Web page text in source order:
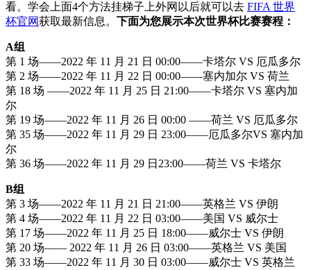
看。学会上面4个方法挂梯子上外网以后就可以去 FIFA 世界
杯官网获取最新信息。 下面为您展示本次世界杯比赛赛程：
A组
第 1 场——2022 年 11 月 21 日 00:00——卡塔尔 VS 厄瓜多尔
第 2 场——2022 年 11 月 22 日 00:00——塞内加尔 VS 荷兰
第 18 场 ——2022 年 11 月 25 日 21:00——卡塔尔 VS 塞内加
尔
第 19 场——2022 年 11 月 26 日 00:00 ——荷兰 VS 厄瓜多尔
第 35 场——2022 年 11 月 29 日 23:00——厄瓜多尔VS 塞内加
尔
第 36 场——2022 年 11 月 29 日23:00——荷兰 VS 卡塔尔
B组
第 3 场——2022 年 11 月 21 日 21:00——英格兰 VS 伊朗
第 4 场——2022 年 11 月 22 日 03:00——美国 VS 威尔士
第 17 场——2022 年 11 月 25 日 18:00——威尔士 VS 伊朗
第 20 场—— 2022 年 11 月 26 日 03:00——英格兰 VS 美国
第 33 场——2022 年 11 月 30 日 03:00——威尔士 VS 英格兰